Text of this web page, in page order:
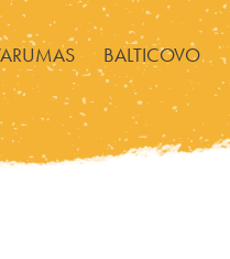
BALTICOVO